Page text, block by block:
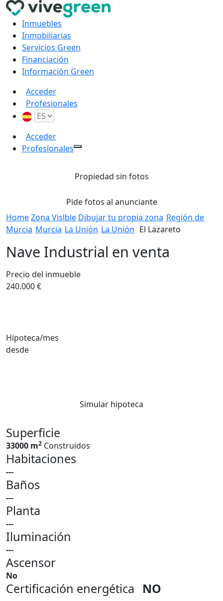
Inmuebles
Inmobiliarias
Servicios Green
Financiación
Información Green
Acceder
Profesionales
Acceder
Profesionales
Propiedad sin fotos
Pide fotos al anunciante
HomeZona Vislble Dibujar tu propia zona Región de
Murcia Murcia La Unión La Unión El Lazareto
Nave Industrial en venta
Precio del inmueble
240.000 €
Hipoteca/mes
desde
Simular hipoteca
Superficie
33000 m2 Construidos
Habitaciones
---
Baños
---
Planta
---
Iluminación
---
Ascensor
No
Certificación energética NO